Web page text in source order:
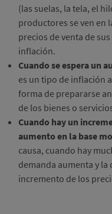
(las suelas, la tela, el
productores se ven en
precios de venta de
inflación.
Cuando se espera un
es un tipo de inflación
forma de prepararse
de los bienes o
Cuando hay un
aumento en la base
causa, cuando hay
demanda aumenta y
incremento de los